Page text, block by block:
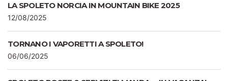
LA SPOLETO NORCIA IN MOUNTAIN BIKE 2025
12/08/2025
TORNANO I VAPORETTI A SPOLETO!
06/06/2025